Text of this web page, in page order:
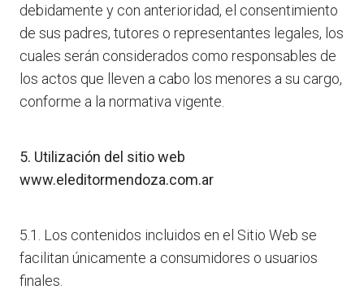
debidamente y con anterioridad, el consentimiento
de sus padres, tutores o representantes legales, los
cuales serán considerados como responsables de
los actos que lleven a cabo los menores a su cargo,
conforme a la normativa vigente.
5. Utilización del sitio web
www.eleditormendoza.com.ar
5.1. Los contenidos incluidos en el Sitio Web se
facilitan únicamente a consumidores o usuarios
finales.